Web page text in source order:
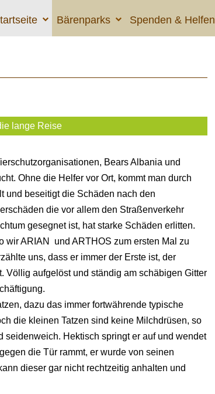
Bärenparks Spenden & Helfen
lange Reise
Bears Albania und
Ohne die Helfer vor Ort, kommt man durch
und beseitigt die Schäden nach den
die vor allem den Straßenverkehr
gesegnet ist, hat starke Schäden erlitten.
wir ARIAN und ARTHOS zum ersten Mal zu
uns, dass er immer der Erste ist, der
Völlig aufgelöst und ständig am schäbigen Gitter
dazu das immer fortwährende typische
die kleinen Tatzen sind keine Milchdrüsen, so
seidenweich. Hektisch springt er auf und wendet
die Tür rammt, er wurde von seinen
dieser gar nicht rechtzeitig anhalten und